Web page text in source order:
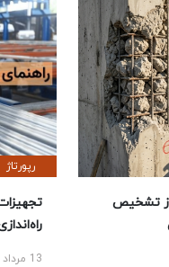
تشخیص
رپورتاژ
13 مرداد 1405